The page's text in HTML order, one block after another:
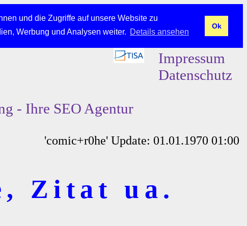
und die Zugriffe auf unsere Website zu
Werbung und Analysen weiter. Details ansehen
Ok
Impressum
Datenschutz
- Ihre SEO Agentur
'comic+r0he' Update: 01.01.1970 01:00
Zitat ua.